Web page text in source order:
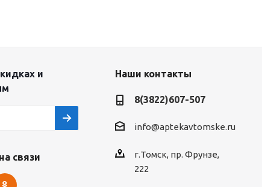
и
связи
Наши контакты
8(3822)607-507
info@aptekavtomske.ru
г.Томск, пр. Фрунзе,
222